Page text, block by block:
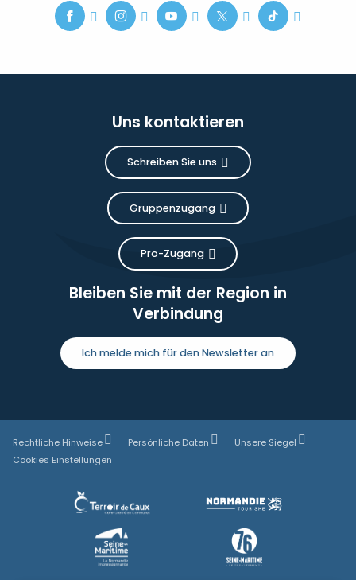
Uns kontaktieren
Schreiben Sie uns
Gruppenzugang
Pro-Zugang
Bleiben Sie mit der Region in
Verbindung
Ich melde mich für den Newsletter an
Rechtliche Hinweise Persönliche Daten
Unsere Siegel
Cookies Einstellungen